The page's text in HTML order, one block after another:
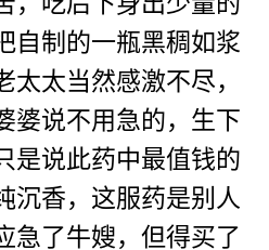
自制的一瓶黑稠如浆
太太当然感激不尽，
婆说不用急的，生下
是说此药中最值钱的
沉香，这服药是别人
急了牛嫂，但得买了